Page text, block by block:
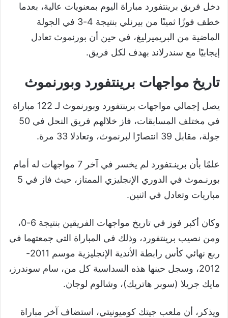
دخل فريق برينتفورد مباراة اليوم بمعنويات عالية، بعدما
خطف فوزًا ثمينًا من بيرنلي بنتيجة 4-3 في الجولة
الماضية من البريميرليغ، في حين أن بورنموث تعادل
إيجابيًا مع سندرلاند بهدف لكل فريق.
تاريخ مواجهات برينتفورد وبورنموث
يصل إجمالي مواجهات برينتفورد وبورنموث لـ 122 مباراة
في مختلف المسابقات، فاز خلالهم فريق النحل في 50
جولة، مقابل 39 انتصارًا لبرنموث، وتعادلا 33 مرة.
علمًا بأن برينـتفورد لم يخسر في آخر 7 مواجهات له أمام
بورنـموث في الدوري الإنجليزي الممتاز، حيث فاز في 5
مباريات وتعادل في اثنين.
وكان أكبر فوز في تاريخ مواجهات الفريقين بنتيجة 6-0،
ومن نصيب برينتفورد، وذلك في المباراة التي جمعتهما في
ربع نهائي كأس رابطة الأندية الإنجليزية موسم 2011-
2012، وسجل حينها هذه السداسية كل من، سام سوندرز،
مايك جريلا (سوبر هاتريك)، وشالوم لوجان.
ويذكر، أن ملعب جيتك كوميونيتي، استضاف آخر مباراة